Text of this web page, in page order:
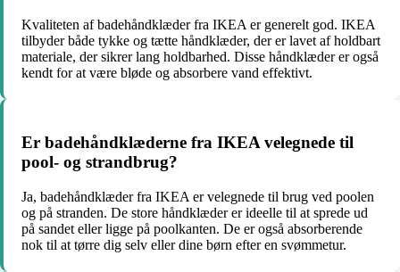
Kvaliteten af badehåndklæder fra IKEA er generelt god. IKEA
tilbyder både tykke og tætte håndklæder, der er lavet af holdbart
materiale, der sikrer lang holdbarhed. Disse håndklæder er også
kendt for at være bløde og absorbere vand effektivt.
Er badehåndklæderne fra IKEA velegnede til
pool- og strandbrug?
Ja, badehåndklæder fra IKEA er velegnede til brug ved poolen
og på stranden. De store håndklæder er ideelle til at sprede ud
på sandet eller ligge på poolkanten. De er også absorberende
nok til at tørre dig selv eller dine børn efter en svømmetur.